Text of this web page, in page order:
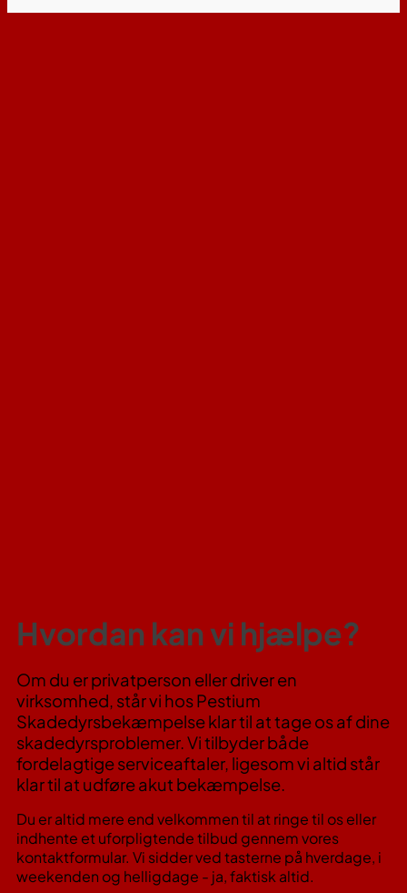
Hvordan kan vi hjælpe?
Om du er privatperson eller driver en
virksomhed, står vi hos Pestium
Skadedyrsbekæmpelse klar til at tage os af dine
skadedyrsproblemer. Vi tilbyder både
fordelagtige serviceaftaler, ligesom vi altid står
klar til at udføre akut bekæmpelse.
Du er altid mere end velkommen til at ringe til os eller
indhente et uforpligtende tilbud gennem vores
kontaktformular. Vi sidder ved tasterne på hverdage, i
weekenden og helligdage - ja, faktisk altid.